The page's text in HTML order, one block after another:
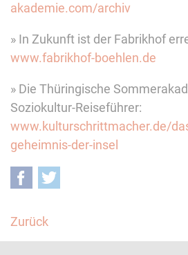
akademie.com/archiv
» In Zukunft ist der Fabrikhof
www.fabrikhof-boehlen.de
» Die Thüringische
Soziokultur-Reiseführer:
www.kulturschrittmacher.de/
geheimnis-der-insel
Facebook
Zurück